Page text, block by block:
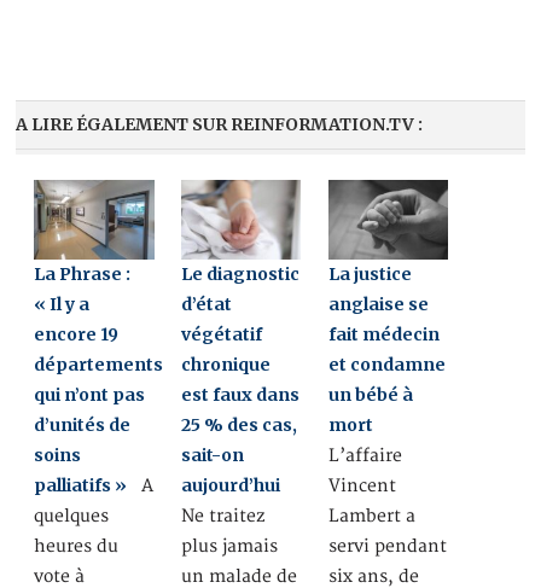
A LIRE ÉGALEMENT SUR REINFORMATION.TV :
La Phrase :
« Il y a
encore 19
départements
qui n’ont pas
d’unités de
soins
palliatifs » A
quelques
heures du
vote à
Le diagnostic
d’état
végétatif
chronique
est faux dans
25 % des cas,
sait-on
aujourd’hui
Ne traitez
plus jamais
un malade de
La justice
anglaise se
fait médecin
et condamne
un bébé à
mort
L’affaire
Vincent
Lambert a
servi pendant
six ans, de